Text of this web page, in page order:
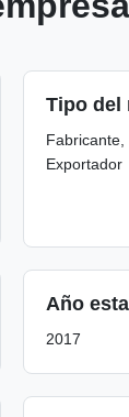
Tipo del
Fabricante,
Exportador
Año
2017